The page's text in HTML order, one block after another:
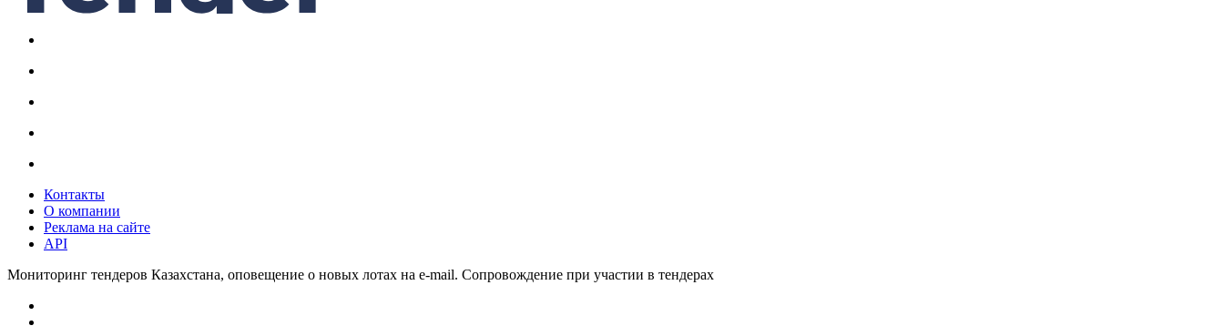
Контакты
О компании
Реклама на сайте
API
Мониторинг тендеров Казахстана, оповещение о новых лотах на e-mail. Сопровождение при участии в тендерах